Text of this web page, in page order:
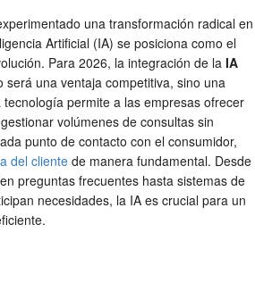
una transformación radical en
Artificial (IA) se posiciona como el
Para 2026, la integración de la IA
será una ventaja competitiva, sino una
permite a las empresas ofrecer
volúmenes de consultas sin
punto de contacto con el consumidor,
del cliente de manera fundamental. Desde
preguntas frecuentes hasta sistemas de
necesidades, la IA es crucial para un